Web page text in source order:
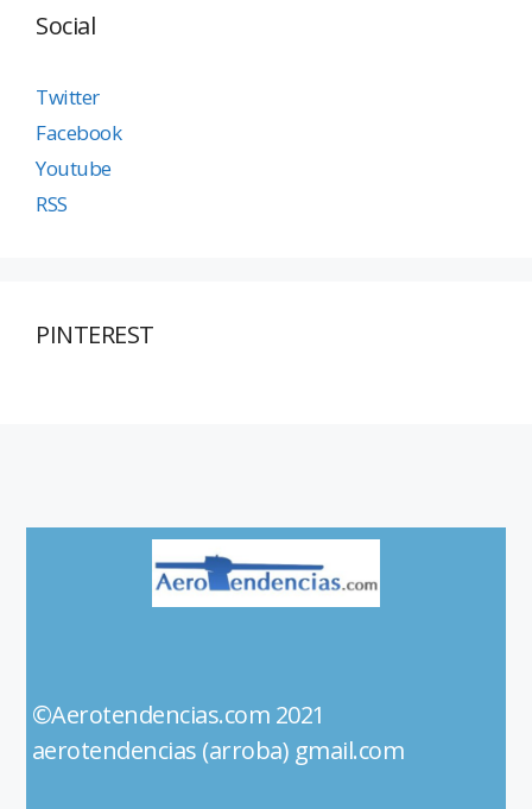
Social
Twitter
Facebook
Youtube
RSS
PINTEREST
©Aerotendencias.com 2021
aerotendencias (arroba) gmail.com